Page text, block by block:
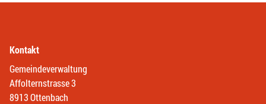
Kontakt
Gemeindeverwaltung
Affolternstrasse 3
8913 Ottenbach